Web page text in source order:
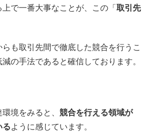
で一番大事なことが、この「 取引先
も取引先間で徹底した競合を行うこ
の手法であると確信しております。
境をみると、 競合を行える領域が
るように感じています。